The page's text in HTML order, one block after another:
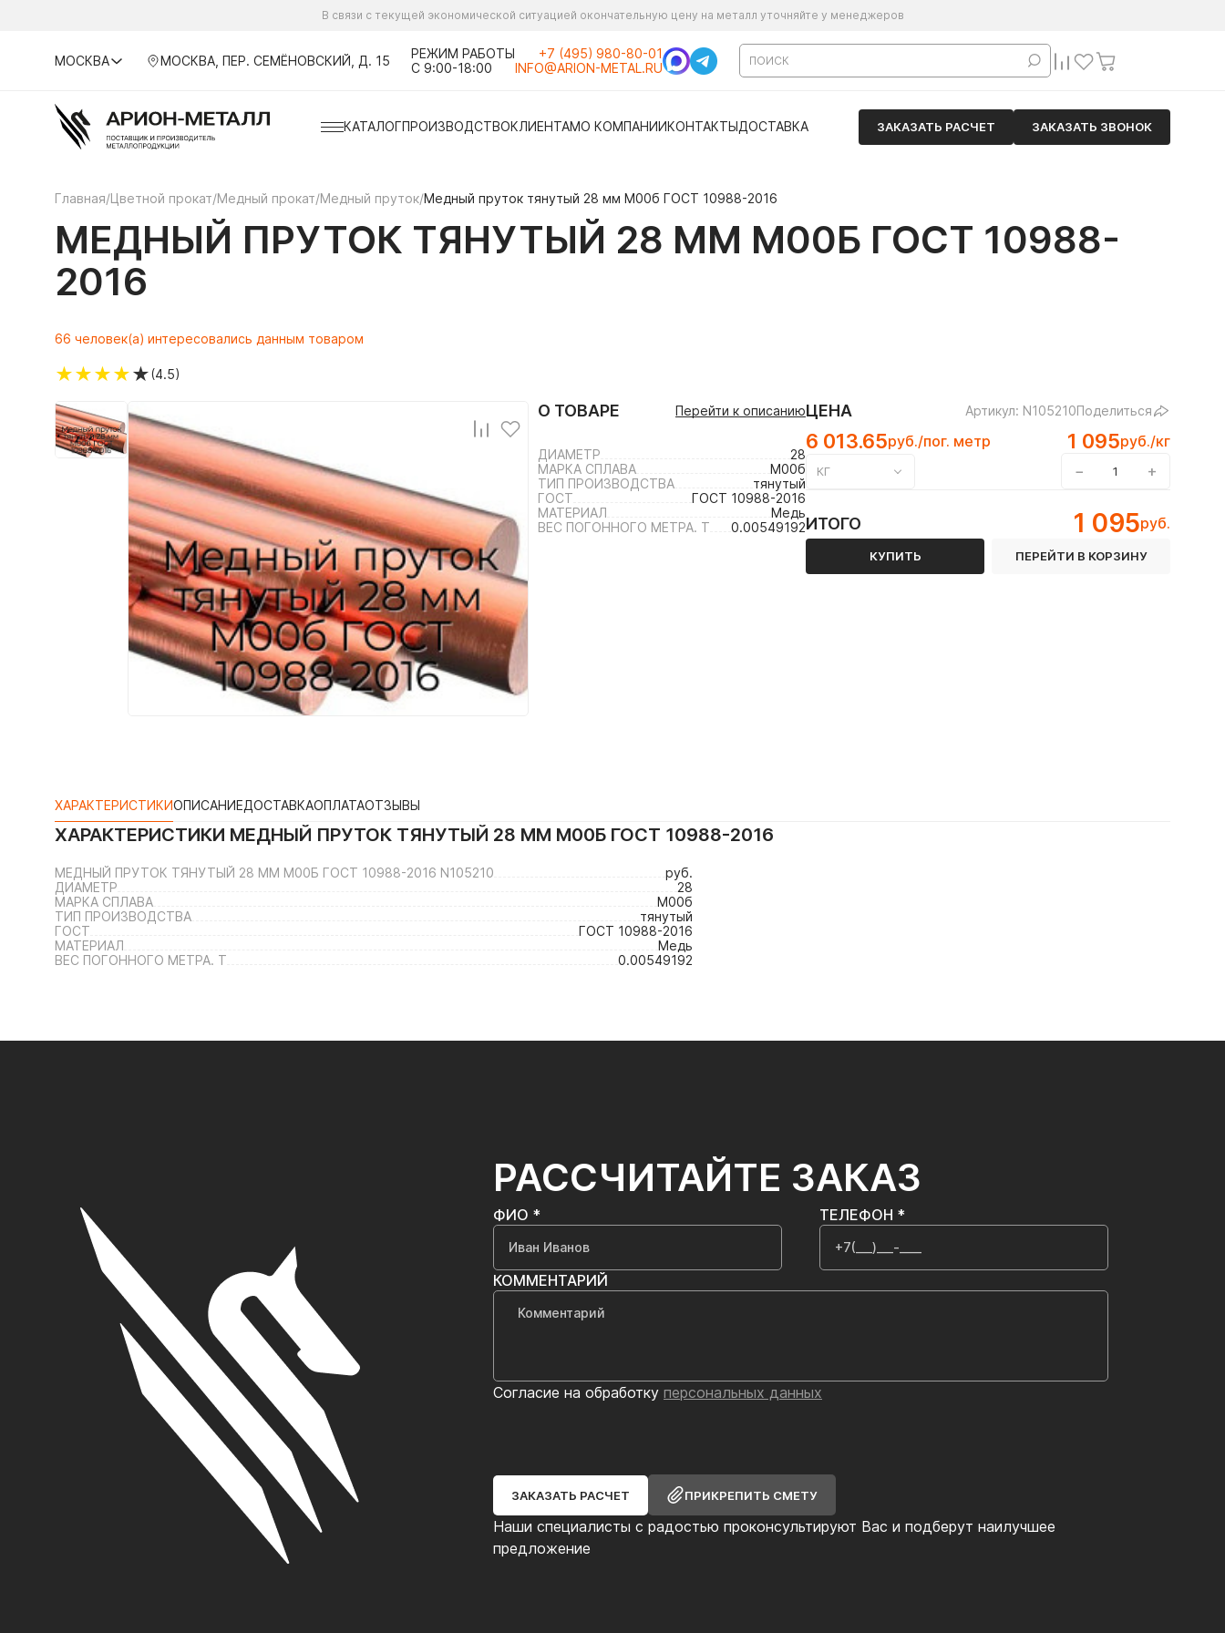
В связи с текущей экономической ситуацией окончательную цену на металл уточняйте у менеджеров
МОСКВА МОСКВА, ПЕР. СЕМЁНОВСКИЙ, Д. 15
РЕЖИМ РАБОТЫ
С 9:00-18:00
+7 (495) 980-80-01
INFO@ARION-METAL.RU
КАТАЛОГПРОИЗВОДСТВОКЛИЕНТАМО КОМПАНИИКОНТАКТЫДОСТАВКА ЗАКАЗАТЬ РАСЧЕТ ЗАКАЗАТЬ ЗВОНОК
Главная/Цветной прокат/Медный прокат/Медный пруток/Медный пруток тянутый 28 мм М00б ГОСТ 10988-2016
МЕДНЫЙ ПРУТОК ТЯНУТЫЙ 28 ММ М00Б ГОСТ 10988-
2016
66 человек(а) интересовались данным товаром
★★★★★(4.5)
О ТОВАРЕ Перейти к описанию
ДИАМЕТР
28
МАРКА СПЛАВА
М00б
ТИП ПРОИЗВОДСТВА
тянутый
ГОСТ
ГОСТ 10988-2016
МАТЕРИАЛ
Медь
ВЕС ПОГОННОГО МЕТРА. Т
0.00549192
ЦЕНА Артикул: N105210Поделиться
6 013.65руб./пог. метр 1 095руб./кг
КГ − +
ИТОГО 1 095руб.
КУПИТЬ ПЕРЕЙТИ В КОРЗИНУ
ХАРАКТЕРИСТИКИОПИСАНИЕДОСТАВКАОПЛАТАОТЗЫВЫ
ХАРАКТЕРИСТИКИ МЕДНЫЙ ПРУТОК ТЯНУТЫЙ 28 ММ М00Б ГОСТ 10988-2016
МЕДНЫЙ ПРУТОК ТЯНУТЫЙ 28 ММ М00Б ГОСТ 10988-2016 N105210
руб.
ДИАМЕТР
28
МАРКА СПЛАВА
М00б
ТИП ПРОИЗВОДСТВА
тянутый
ГОСТ
ГОСТ 10988-2016
МАТЕРИАЛ
Медь
ВЕС ПОГОННОГО МЕТРА. Т
0.00549192
РАССЧИТАЙТЕ ЗАКАЗ
Наши специалисты с радостью проконсультируют Вас и подберут наилучшее
предложение
ФИО * ТЕЛЕФОН *
КОММЕНТАРИЙ
Согласие на обработку персональных данных
ЗАКАЗАТЬ РАСЧЕТ ПРИКРЕПИТЬ СМЕТУ